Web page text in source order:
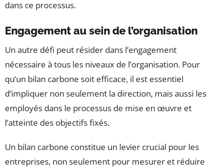
dans ce processus.
Engagement au sein de l’organisation
Un autre défi peut résider dans l’engagement
nécessaire à tous les niveaux de l’organisation. Pour
qu’un bilan carbone soit efficace, il est essentiel
d’impliquer non seulement la direction, mais aussi les
employés dans le processus de mise en œuvre et
l’atteinte des objectifs fixés.
Un bilan carbone constitue un levier crucial pour les
entreprises, non seulement pour mesurer et réduire